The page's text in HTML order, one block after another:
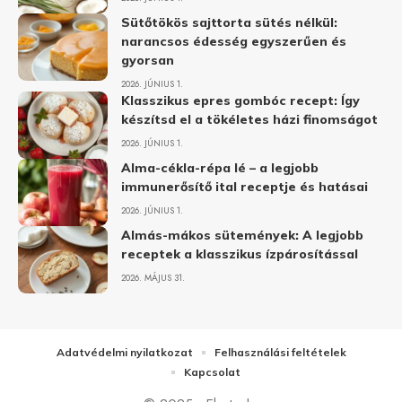
Sütőtökös sajttorta sütés nélkül:
narancsos édesség egyszerűen és
gyorsan
2026. JÚNIUS 1.
Klasszikus epres gombóc recept: Így
készítsd el a tökéletes házi finomságot
2026. JÚNIUS 1.
Alma-cékla-répa lé – a legjobb
immunerősítő ital receptje és hatásai
2026. JÚNIUS 1.
Almás-mákos sütemények: A legjobb
receptek a klasszikus ízpárosítással
2026. MÁJUS 31.
Adatvédelmi nyilatkozat
Felhasználási feltételek
Kapcsolat